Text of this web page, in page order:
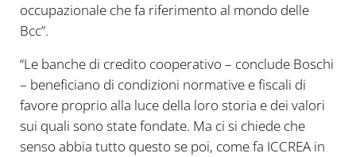
occupazionale che fa riferimento al mondo delle
Bcc”.
“Le banche di credito cooperativo – conclude Boschi
– beneficiano di condizioni normative e fiscali di
favore proprio alla luce della loro storia e dei valori
sui quali sono state fondate. Ma ci si chiede che
senso abbia tutto questo se poi, come fa ICCREA in